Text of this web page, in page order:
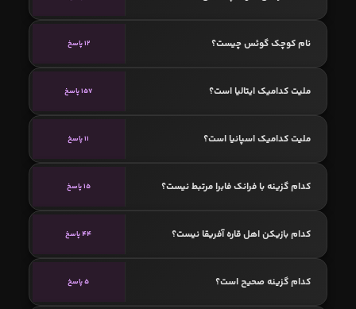
نام کوچک گوئس چیست؟ 12 پاسخ
ملیت کدامیک ایتالیا است؟ 157 پاسخ
ملیت کدامیک اسپانیا است؟ 11 پاسخ
کدام گزینه با فرانک فابرا مرتبط نیست؟ 15 پاسخ
کدام بازیکن اهل قاره آفریقا نیست؟ 44 پاسخ
کدام گزینه صحیح است؟ 5 پاسخ